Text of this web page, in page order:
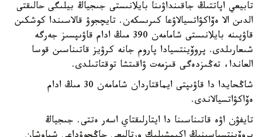
تابيعي اپاتتىڭ جاقىنداۋىنا بايلانىستى جىجياڭ بيلىگى حالىقتى
الدىن الا ەۆاكۋاتسيالاۋعا كىرىسكەن. تايچجوۋ قالاسىندا كوشكىن
قاۋپىنە بايلانىستى شامامەن 390 مىڭ ادام قاۋىپسىز جەرگە
شىعارىلدى. پروۆينتسيادا پاروم جانە كرۋيز قاتىناسىن قوسا
العاندا، تەڭىزدەگى قىزمەت ۋاقىتشا توقتاتىلدى.
شاڭحايدا دا قاۋىپتى ايماقتاردان شامامەن 30 مىڭ ادام
ەۆاكۋاتسيالاندى.
تايفۋن اۋە قاتىناسىنا دا ايتارلىقتاي اسەر ەتتى. جىجياڭ